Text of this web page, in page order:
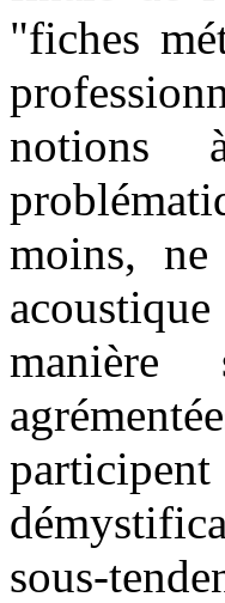
"fiches
notions
moins,
manière
sous-